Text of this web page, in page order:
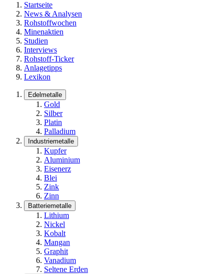
Startseite
News & Analysen
Rohstoffwochen
Minenaktien
Studien
Interviews
Rohstoff-Ticker
Anlagetipps
Lexikon
Edelmetalle
Gold
Silber
Platin
Palladium
Industriemetalle
Kupfer
Aluminium
Eisenerz
Blei
Zink
Zinn
Batteriemetalle
Lithium
Nickel
Kobalt
Mangan
Graphit
Vanadium
Seltene Erden